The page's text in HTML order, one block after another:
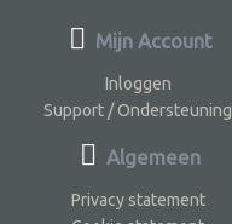
Mijn Account
Inloggen
Support / Ondersteuning
Algemeen
Privacy statement